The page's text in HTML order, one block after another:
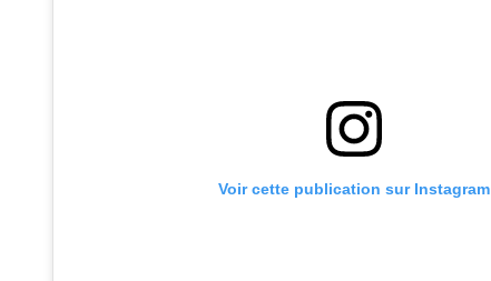
Voir cette publication sur Instagram